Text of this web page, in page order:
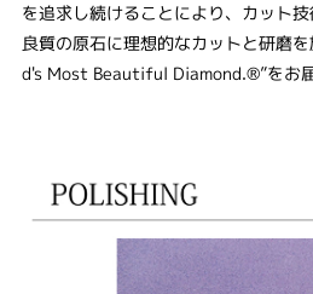
を追求し続けることにより、カット技
良質の原石に理想的なカットと研磨
d's Most Beautiful Diamond.®”をお届